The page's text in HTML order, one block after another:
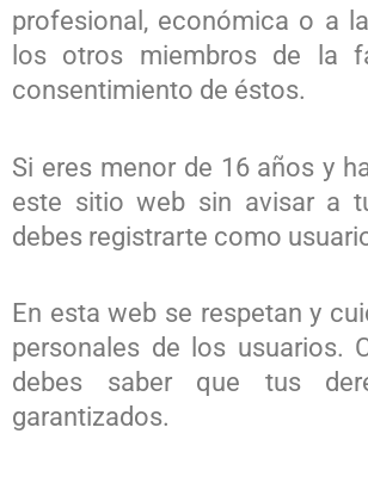
profesional, económica o a
los otros miembros de la
consentimiento de éstos.
Si eres menor de 16 años y
este sitio web sin avisar a
debes registrarte como
En esta web se respetan y
personales de los usuarios.
debes saber que tus
garantizados.